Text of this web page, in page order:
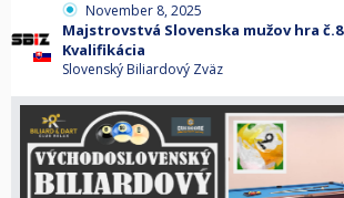
November 8, 2025
Majstrovstvá Slovenska mužov hra č.8
Kvalifikácia
Slovenský Biliardový Zväz